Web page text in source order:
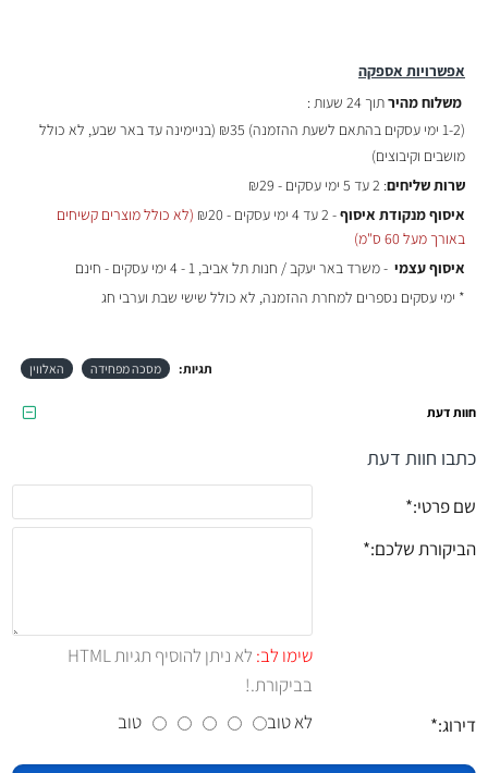
אפשרויות אספקה
משלוח מהירתוך 24 שעות :
(1-2 ימי עסקים בהתאם לשעת ההזמנה)
₪35 (בניימינה עד באר שבע, לא כולל
מושבים וקיבוצים)
שרות שליחים: 2 עד 5 ימי עסקים - ₪29
איסוף מנקודת איסוף- 2 עד 4 ימי עסקים - ₪20
(לא כולל מוצרים קשיחים
באורך מעל 60 ס"מ)
איסוף עצמי - משרד באר יעקב / חנות תל אביב, 1 - 4 ימי עסקים - חינם
* ימי עסקים נספרים למחרת ההזמנה, לא כולל שישי שבת וערבי חג
תגיות: מסכה מפחידה האלווין
חוות דעת
כתבו חוות דעת
שם פרטי:
הביקורת שלכם:
שימו לב:
לא ניתן להוסיף תגיות HTML
בביקורת.!
דירוג:
לא טוב טוב